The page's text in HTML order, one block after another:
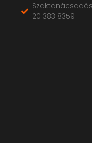
20 383 8359